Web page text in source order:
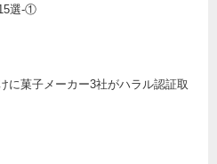
選-①
に菓子メーカー3社がハラル認証取